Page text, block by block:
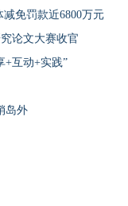
免罚款近6800万元
论文大赛收官
+互动+实践”
岛外